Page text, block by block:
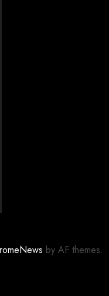
by AF themes.